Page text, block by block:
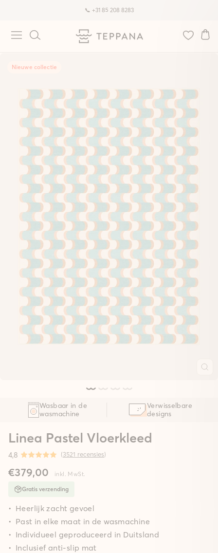
📞 +31 85 208 8283
Nieuwe collectie
Wasbaar in de
wasmachine
Verwisselbare
designs
Linea Pastel Vloerkleed
4,8 (3521 recensies)
€379,00 inkl. MwSt.
Gratis verzending
Heerlijk zacht gevoel
Past in elke maat in de wasmachine
Individueel geproduceerd in Duitsland
Inclusief anti-slip mat